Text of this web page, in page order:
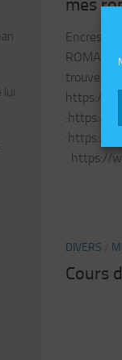
mes
Encresam
trouver le
https://
:https://
:https://
: https://
DIVERS
Cours
lui